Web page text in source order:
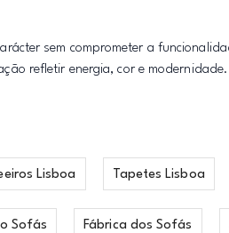
sem comprometer a
refletir energia, cor e modernidade.
Lisboa Tapetes Lisboa
Sofás Fábrica dos Sofás